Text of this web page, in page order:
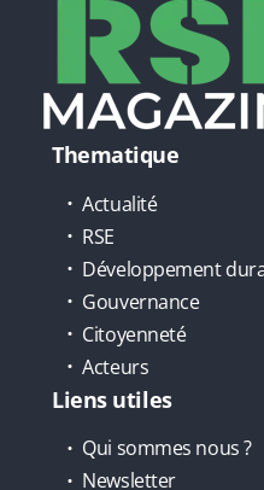
Thematique
Actualité
RSE
Développement
Gouvernance
Citoyenneté
Acteurs
Liens utiles
Qui sommes nous ?
Newsletter